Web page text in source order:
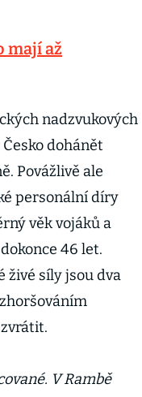
mají až
nadzvukových
dohánět
Povážlivě ale
personální díry
věk vojáků a
46 let.
živé síly jsou dva
V Rambě